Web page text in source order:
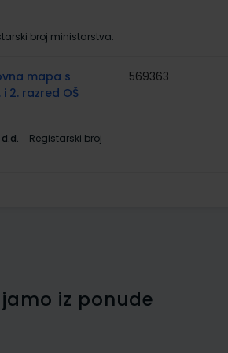
broj ministarstva:
mapa s
2. razred OŠ
d.d.
Registarski broj
569363
iz ponude